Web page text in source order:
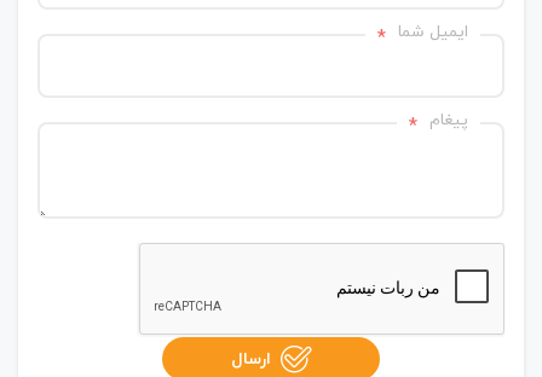
ایمیل شما *
پیغام *
ارسال